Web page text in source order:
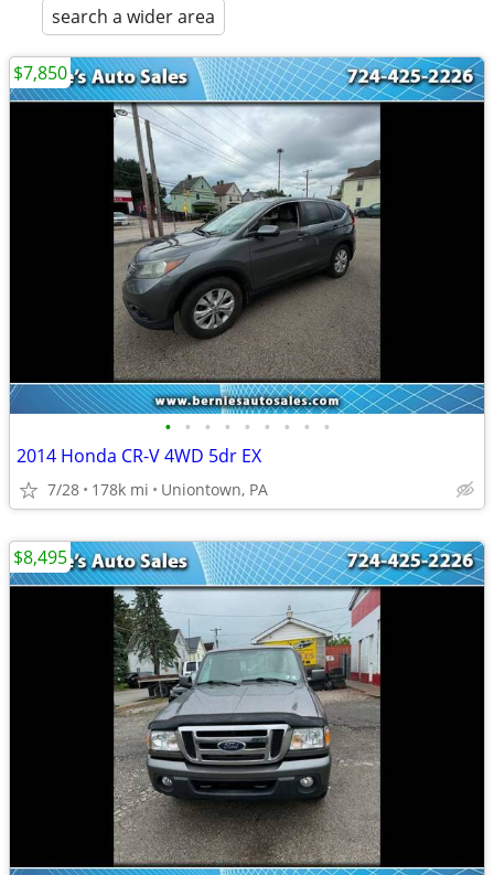
search a wider area
• • • • • • • • •
2014 Honda CR-V 4WD 5dr EX
7/28 178k mi Uniontown, PA
$7,850
$8,495